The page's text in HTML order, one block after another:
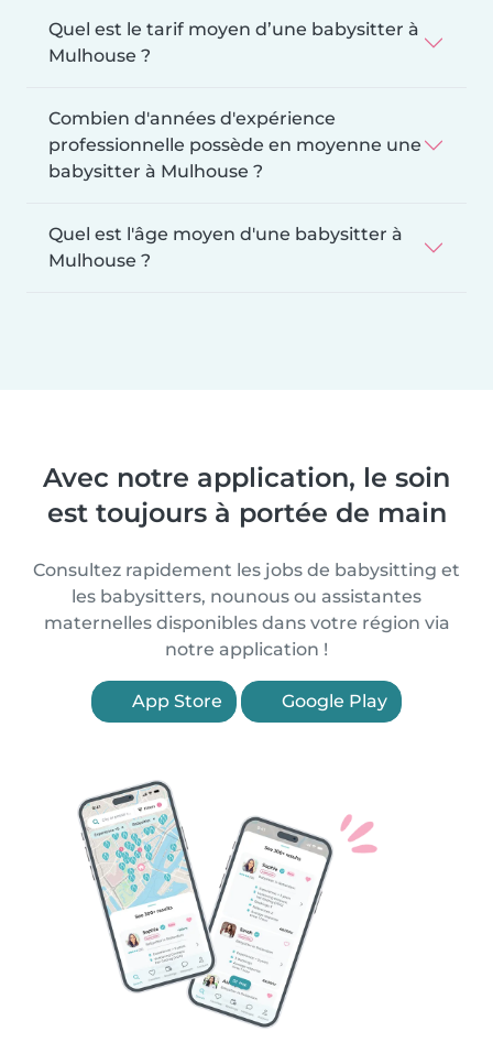
Quel est le tarif moyen d’une babysitter à
Mulhouse ?
Combien d'années d'expérience
professionnelle possède en moyenne une
babysitter à Mulhouse ?
Quel est l'âge moyen d'une babysitter à
Mulhouse ?
Avec notre application, le soin
est toujours à portée de main
Consultez rapidement les jobs de babysitting et
les babysitters, nounous ou assistantes
maternelles disponibles dans votre région via
notre application !
App Store Google Play